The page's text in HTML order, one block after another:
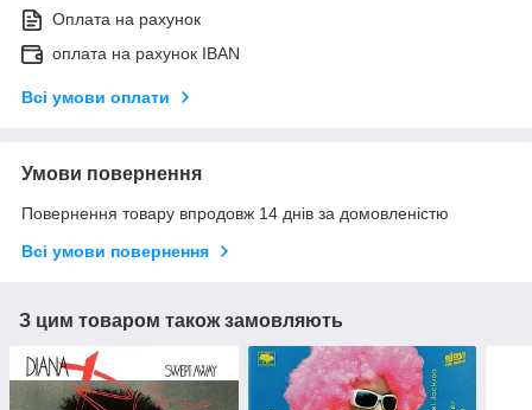
Оплата на рахунок
оплата на рахунок IBAN
Всі умови оплати
Умови повернення
Повернення товару впродовж 14 днів за домовленістю
Всі умови повернення
З цим товаром також замовляють